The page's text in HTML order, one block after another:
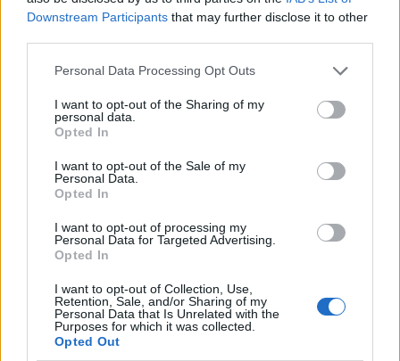
Downstream Participants that may further disclose it to other
Please note that this website/app uses one or more Google
not limited to your visit or usage behaviour. You may click to
grant or deny consent to Google and its third-party tags to
use your data for below specified purposes in below Google
consent section.
Personal Data Processing Opt Outs
I want to opt-out of the Sharing of my
personal data.
Opted In
I want to opt-out of the Sale of my
Personal Data.
Opted In
I want to opt-out of processing my
Personal Data for Targeted Advertising.
Opted In
I want to opt-out of Collection, Use,
Retention, Sale, and/or Sharing of my
Personal Data that Is Unrelated with the
Purposes for which it was collected.
Opted Out
nagyszerűen tudnak egymással dolgozni, mert közös
szerint a színház kísérletező kedve a
anyaghoz is mer nyúlni a színház, amiről első blikkre
könnyen gondolhatja az ember, hogy ugyan már,
hozzá.
különdíjukkal a Thália Színházban futó nőNyugat
című előadását, amelyet ő állított össze, és
váljon, miért kezdett el foglalkoztatni a téma, a
Nyugat 2008-1908 című előadásunk
olvasópróbájáig kell visszanyúlni, ahol az anyag
elolvasása után nem csak én, de a többiek is